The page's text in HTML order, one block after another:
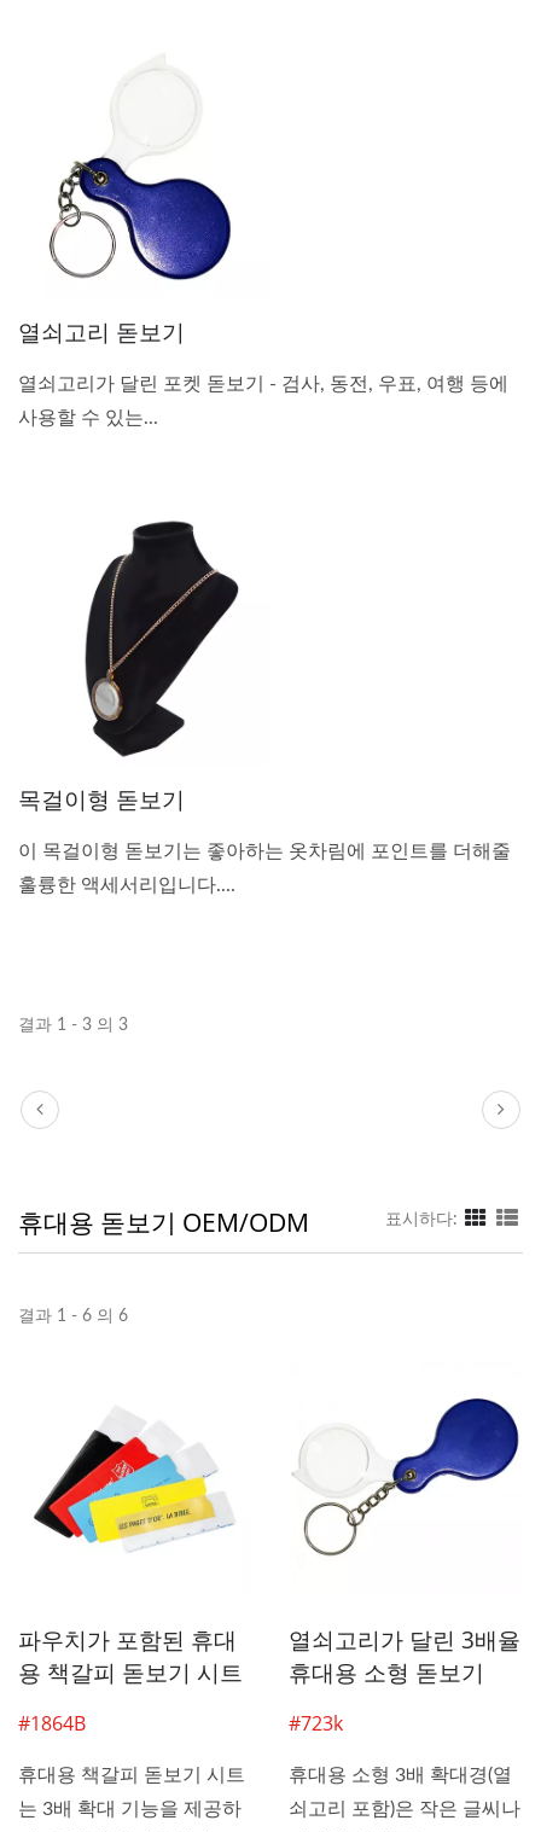
열쇠고리 돋보기
열쇠고리가 달린 포켓 돋보기 - 검사, 동전, 우표, 여행 등에
사용할 수 있는...
목걸이형 돋보기
이 목걸이형 돋보기는 좋아하는 옷차림에 포인트를 더해줄
훌륭한 액세서리입니다....
결과 1 - 3 의 3
휴대용 돋보기 OEM/ODM 표시하다:
결과 1 - 6 의 6
파우치가 포함된 휴대
용 책갈피 돋보기 시트
#1864B
휴대용 책갈피 돋보기 시트
는 3배 확대 기능을 제공하
열쇠고리가 달린 3배율
휴대용 소형 돋보기
#723k
휴대용 소형 3배 확대경(열
쇠고리 포함)은 작은 글씨나